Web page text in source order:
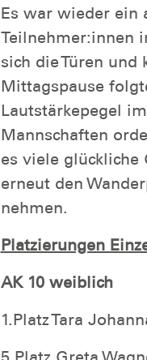
Es war wieder ein
Teilnehmer:innen
sich die Türen
Mittagspause
Lautstärkepegel
Mannschaften
es viele glückliche
erneut den
nehmen.
Platzierungen
AK 10 weiblich
1.Platz Tara